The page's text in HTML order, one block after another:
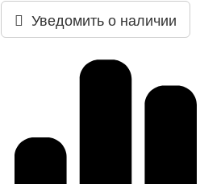
Уведомить о наличии